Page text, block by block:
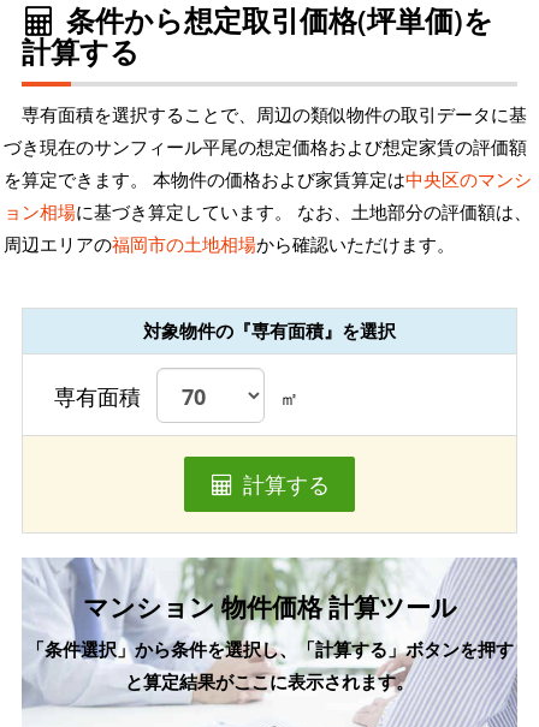
条件から想定取引価格(坪単価)を
計算する
専有面積を選択することで、周辺の類似物件の取引データに基
づき現在のサンフィール平尾の想定価格および想定家賃の評価額
を算定できます。 本物件の価格および家賃算定は中央区のマンシ
ョン相場に基づき算定しています。 なお、土地部分の評価額は、
周辺エリアの福岡市の土地相場から確認いただけます。
対象物件の『専有面積』を選択
専有面積 ㎡
計算する
マンション 物件価格 計算ツール
「条件選択」から条件を選択し、「計算する」ボタンを押す
と算定結果がここに表示されます。